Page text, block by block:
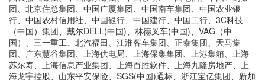
团、北京住总集团、中国广厦集团、中国南车集团、中国农业银
行、中国农村信用社、中国银行、中国建行、中国工行、3C科技
（中国）集团、戴尔DELL(中国)、林德叉车(中国)、VAG（中
国）、三一重工、北汽福田、江淮客车集团、正泰集团、天马集
团、广东慧谷集团、上海供电局、上海保集集团、上港集箱、上海
苏尔寿、上海信息产业集团、上海百胜软件、上海九隆房地产、上
海龙宇控股、山东平安保险、SGS(中国)通标、浙江宝亿集团、新加